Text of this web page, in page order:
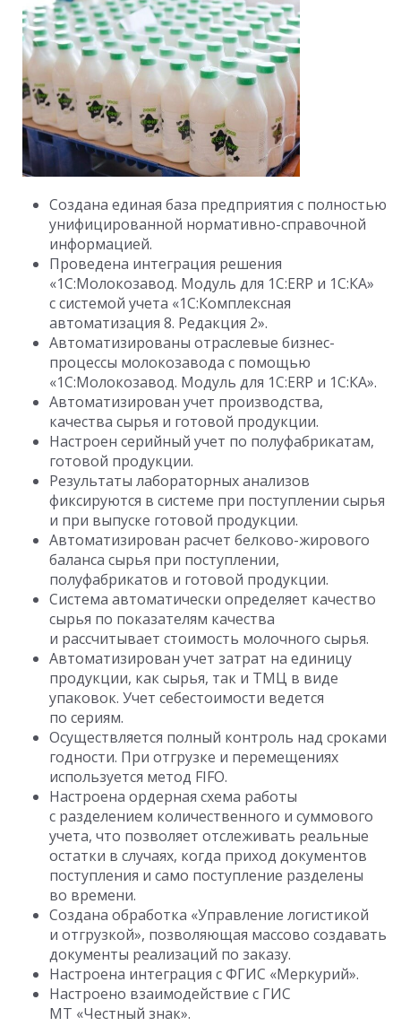
Создана единая база предприятия с полностью
унифицированной нормативно-справочной
информацией.
Проведена интеграция решения
«1С:Молокозавод. Модуль для 1С:ERP и 1С:КА»
с системой учета «1С:Комплексная
автоматизация 8. Редакция 2».
Автоматизированы отраслевые бизнес-
процессы молокозавода с помощью
«1С:Молокозавод. Модуль для 1С:ERP и 1С:КА».
Автоматизирован учет производства,
качества сырья и готовой продукции.
Настроен серийный учет по полуфабрикатам,
готовой продукции.
Результаты лабораторных анализов
фиксируются в системе при поступлении сырья
и при выпуске готовой продукции.
Автоматизирован расчет белково-жирового
баланса сырья при поступлении,
полуфабрикатов и готовой продукции.
Система автоматически определяет качество
сырья по показателям качества
и рассчитывает стоимость молочного сырья.
Автоматизирован учет затрат на единицу
продукции, как сырья, так и ТМЦ в виде
упаковок. Учет себестоимости ведется
по сериям.
Осуществляется полный контроль над сроками
годности. При отгрузке и перемещениях
используется метод FIFO.
Настроена ордерная схема работы
с разделением количественного и суммового
учета, что позволяет отслеживать реальные
остатки в случаях, когда приход документов
поступления и само поступление разделены
во времени.
Создана обработка «Управление логистикой
и отгрузкой», позволяющая массово создавать
документы реализаций по заказу.
Настроена интеграция с ФГИС «Меркурий».
Настроено взаимодействие с ГИС
МТ «Честный знак».